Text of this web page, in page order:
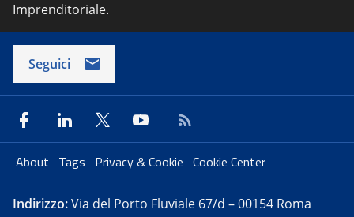
Imprenditoriale.
Seguici
About Tags Privacy & Cookie Cookie Center
Indirizzo:Via del Porto Fluviale 67/d – 00154 Roma